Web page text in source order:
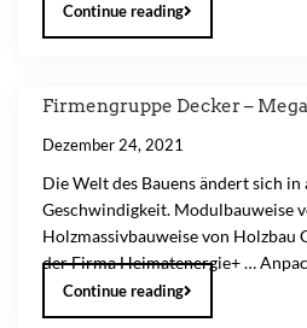
Continue reading
Firmengruppe Decker –
Dezember 24, 2021
Die Welt des Bauens ändert sich
Geschwindigkeit. Modulbauweise
Holzmassivbauweise von Holzbau
der Firma Heimatenergie+ …
Continue reading